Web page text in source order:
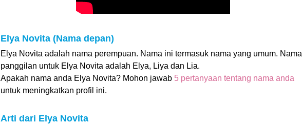
Elya Novita (Nama depan)
Elya Novita adalah nama perempuan. Nama ini termasuk nama yang umum. Nama
panggilan untuk Elya Novita adalah Elya, Liya dan Lia.
Apakah nama anda Elya Novita? Mohon jawab 5 pertanyaan tentang nama anda
untuk meningkatkan profil ini.
Arti dari Elya Novita